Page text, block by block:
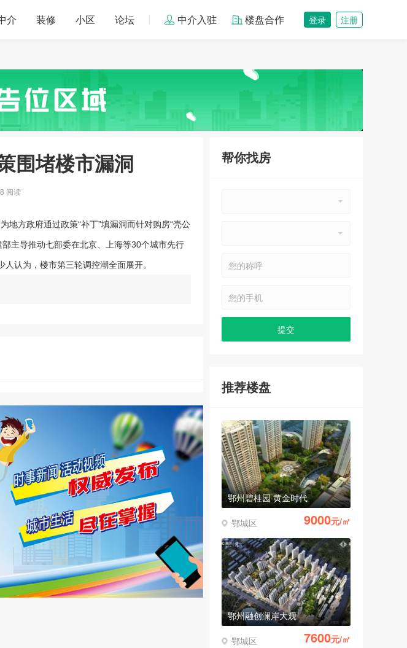
介 装修 小区 论坛 中介入驻 楼盘合作 登录 注册
围堵楼市漏洞
阅读
地方政府通过政策“补丁”填漏洞而针对购房“壳公
部主导推动七部委在北京 、上海等30个城市先行
人认为， 楼市第三轮调控潮全面展开。
帮你找房
推荐楼盘
鄂州恒大首府
鄂州银海龙城
鄂州碧桂园·黄金时代
鄂城区 9000元/㎡
鄂州融创澜岸大观
鄂城区 7600元/㎡